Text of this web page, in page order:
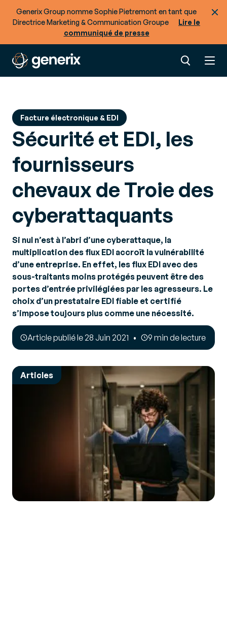
Generix Group nomme Sophie Pietremont en tant que
Directrice Marketing & Communication Groupe
Lire le
communiqué de presse
Facture électronique & EDI
Sécurité et EDI, les
fournisseurs
chevaux de Troie des
cyberattaquants
Si nul n’est à l’abri d’une cyberattaque, la
multiplication des flux EDI accroît la vulnérabilité
d’une entreprise. En effet, les flux EDI avec des
sous-traitants moins protégés peuvent être des
portes d’entrée privilégiées par les agresseurs. Le
choix d’un prestataire EDI fiable et certifié
s’impose toujours plus comme une nécessité.
Article publié le 28 Juin 2021 9 min de lecture
Articles